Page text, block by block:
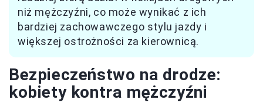
niż mężczyźni, co może wynikać z ich
bardziej zachowawczego stylu jazdy i
większej ostrożności za kierownicą.
Bezpieczeństwo na drodze:
kobiety kontra mężczyźni